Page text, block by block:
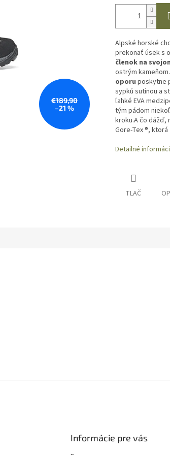
€189,90
–21 %
Alpské horské
prekonať úsek s
členok na
ostrým kameňom.
oporu poskytne
sypkú sutinou a
ľahké EVA
tým pádom
kroku.A čo dážď,
Gore-Tex ®, ktorá
Detailné
TLAČ
Informácie pre vás